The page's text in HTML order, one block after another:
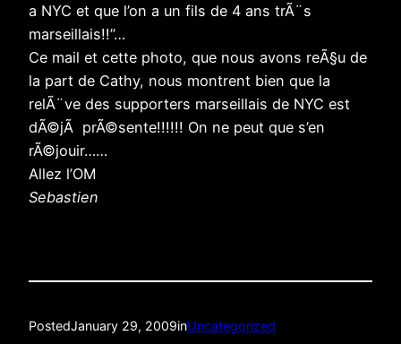
a NYC et que l’on a un fils de 4 ans trÃ¨s
marseillais!!”…
Ce mail et cette photo, que nous avons reÃ§u de
la part de Cathy, nous montrent bien que la
relÃ¨ve des supporters marseillais de NYC est
dÃ©jÃ prÃ©sente!!!!!! On ne peut que s’en
rÃ©jouir……
Allez l’OM
Sebastien
PostedJanuary 29, 2009inUncategorized